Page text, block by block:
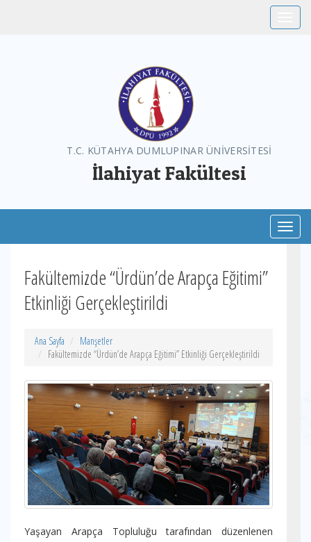
T.C. KÜTAHYA DUMLUPINAR ÜNİVERSİTESİ
İlahiyat Fakültesi
Fakültemizde “Ürdün’de Arapça Eğitimi”
Etkinliği Gerçekleştirildi
Ana Sayfa
Manşetler
Fakültemizde “Ürdün’de Arapça Eğitimi” Etkinliği Gerçekleştirildi
Yaşayan Arapça Topluluğu tarafından düzenlenen